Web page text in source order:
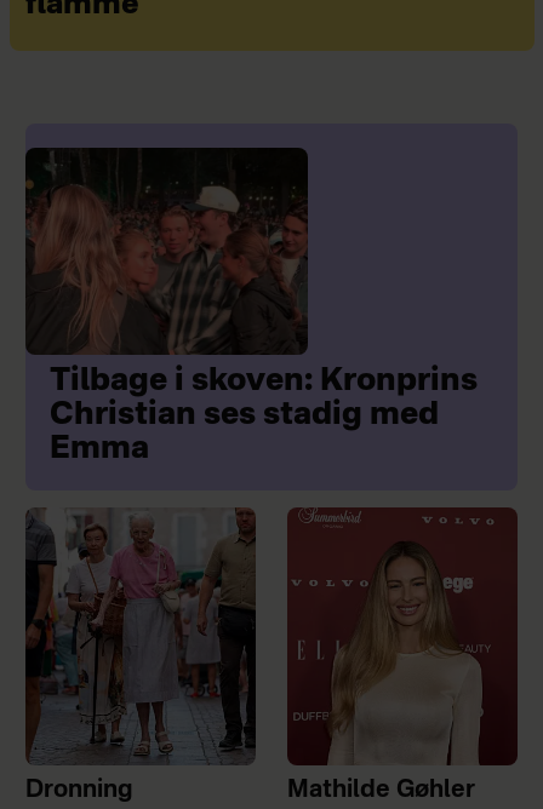
Tilbage i skoven: Kronprins
Christian ses stadig med
Emma
Dronning
Mathilde Gøhler